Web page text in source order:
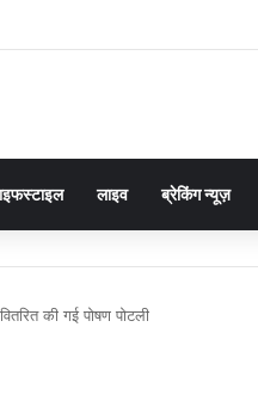
लाइव ब्रेकिंग न्यूज़
की गई पोषण पोटली